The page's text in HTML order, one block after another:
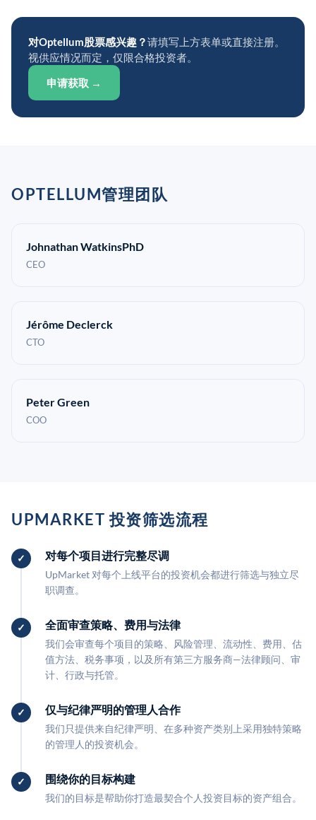
对Optellum股票感兴趣？请填写上方表单或直接注册。
视供应情况而定，仅限合格投资者。
申请获取 →
OPTELLUM管理团队
Johnathan WatkinsPhD
CEO
Jérôme Declerck
CTO
Peter Green
COO
UPMARKET 投资筛选流程
对每个项目进行完整尽调
UpMarket 对每个上线平台的投资机会都进行筛选与独立尽
职调查。
全面审查策略、费用与法律
我们会审查每个项目的策略、风险管理、流动性、费用、估
值方法、税务事项，以及所有第三方服务商—法律顾问、审
计、行政与托管。
仅与纪律严明的管理人合作
我们只提供来自纪律严明、在多种资产类别上采用独特策略
的管理人的投资机会。
围绕你的目标构建
我们的目标是帮助你打造最契合个人投资目标的资产组合。